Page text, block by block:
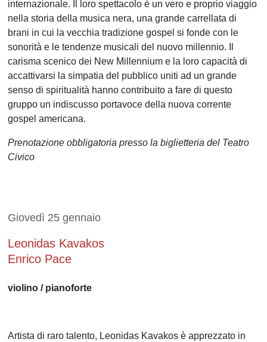
internazionale. Il loro spettacolo è un vero e proprio viaggio
nella storia della musica nera, una grande carrellata di
brani in cui la vecchia tradizione gospel si fonde con le
sonorità e le tendenze musicali del nuovo millennio. Il
carisma scenico dei New Millennium e la loro capacità di
accattivarsi la simpatia del pubblico uniti ad un grande
senso di spiritualità hanno contribuito a fare di questo
gruppo un indiscusso portavoce della nuova corrente
gospel americana.
Prenotazione obbligatoria presso la biglietteria del Teatro
Civico
Giovedì 25 gennaio
Leonidas Kavakos
Enrico Pace
violino / pianoforte
Artista di raro talento, Leonidas Kavakos è apprezzato in